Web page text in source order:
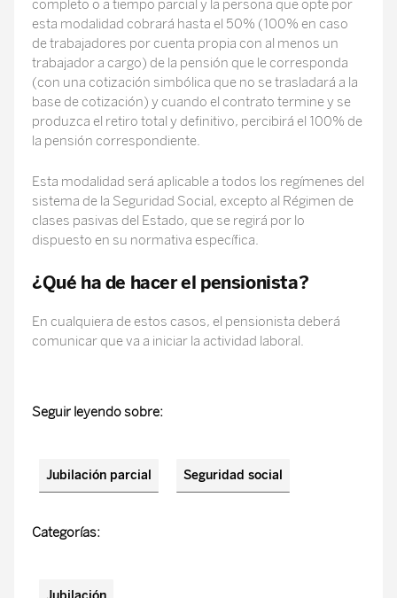
completo o a tiempo parcial y la persona que opte por
esta modalidad cobrará hasta el 50% (100% en caso
de trabajadores por cuenta propia con al menos un
trabajador a cargo) de la pensión que le corresponda
(con una cotización simbólica que no se trasladará a la
base de cotización) y cuando el contrato termine y se
produzca el retiro total y definitivo, percibirá el 100% de
la pensión correspondiente.
Esta modalidad será aplicable a todos los regímenes del
sistema de la Seguridad Social, excepto al Régimen de
clases pasivas del Estado, que se regirá por lo
dispuesto en su normativa específica.
¿Qué ha de hacer el pensionista?
En cualquiera de estos casos, el pensionista deberá
comunicar que va a iniciar la actividad laboral.
Seguir leyendo sobre:
Jubilación parcial Seguridad social
Categorías: